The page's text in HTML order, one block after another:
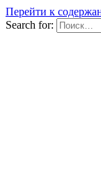
Перейти к
Search for: